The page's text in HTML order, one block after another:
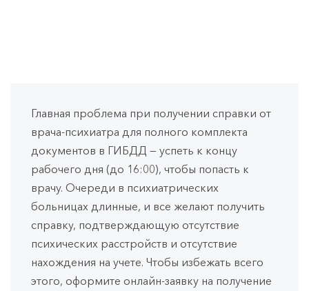
Главная проблема при получении справки от
врача-психиатра для полного комплекта
документов в ГИБДД — успеть к концу
рабочего дня (до 16:00), чтобы попасть к
врачу. Очереди в психиатрических
больницах длинные, и все желают получить
справку, подтверждающую отсутствие
психических расстройств и отсутствие
нахождения на учете. Чтобы избежать всего
этого, оформите онлайн-заявку на получение